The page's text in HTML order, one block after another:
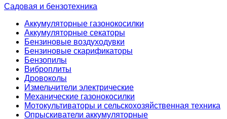
Садовая и бензотехника
Аккумуляторные газонокосилки
Аккумуляторные секаторы
Бензиновые воздуходувки
Бензиновые скарификаторы
Бензопилы
Виброплиты
Дровоколы
Измельчители электрические
Механические газонокосилки
Мотокультиваторы и сельскохозяйственная техника
Опрыскиватели аккумуляторные